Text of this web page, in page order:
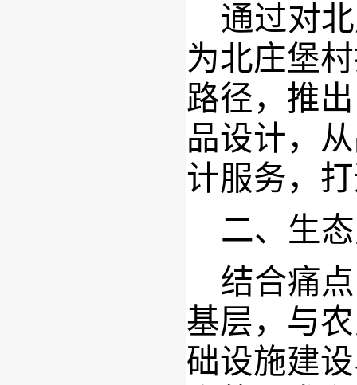
通过对
为北庄堡村
路径， 推
品设计，
计服务，
二、生
结合痛
基层，与
础设施建